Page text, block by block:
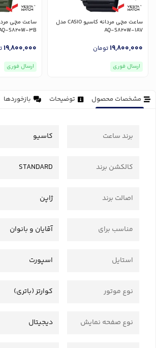
ساعت مچی مردانه کاسیو CASIO مدل
AQ-S820W-1AV
19,800,000تومان
ارسال فوری
S820W-3B
19,800,000
ارسال فوری
مشخصات محصول توضیحات بازخوردها
برند ساعت کاسیو
کالکشن برند STANDARD
اصالت برند ژاپن
مناسب برای آقایان و بانوان
استایل اسپورت
نوع موتور کوارتز (باتری)
نوع صفحه نمایش دیجیتال